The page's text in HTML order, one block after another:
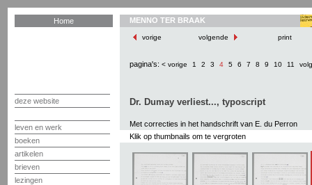
Home
deze website
leven en werk
boeken
artikelen
brieven
lezingen
MENNO TER BRAAK
vorige volgende print
pagina's: < vorige 1 2 3 4 5 6 7 8 9 10 11
Dr. Dumay verliest..., typoscript
Met correcties in het handschrift van E. du Perron
Klik op thumbnails om te vergroten